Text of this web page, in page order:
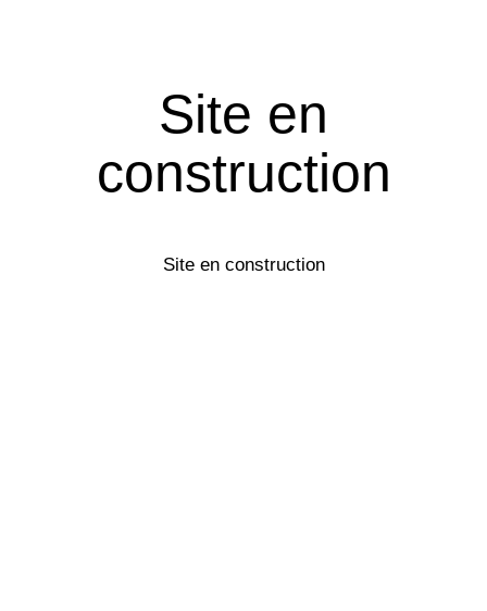
Site en
construction
Site en construction